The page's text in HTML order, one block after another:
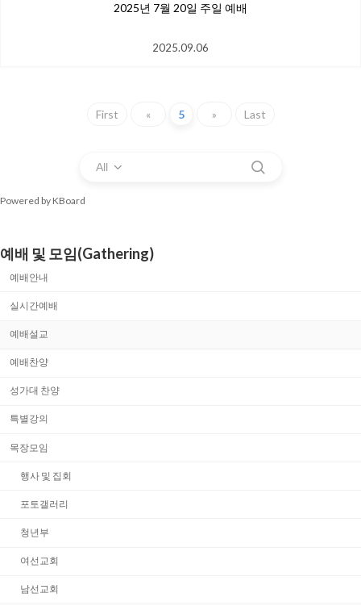
2025년 7월 20일 주일 예배
2025.09.06
First « 5 » Last
All
Powered by KBoard
예배 및 모임(Gathering)
예배안내
실시간예배
예배설교
예배찬양
성가대 찬양
특별강의
목장모임
행사 및 집회
포토갤러리
청년부
여선교회
남선교회